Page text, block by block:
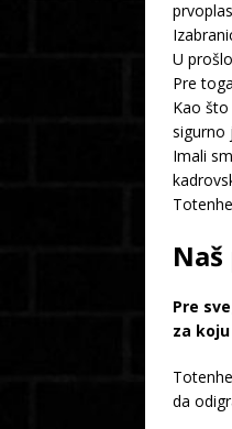
U
Pre
Kao
sigurno
Imali
Pre
za
da